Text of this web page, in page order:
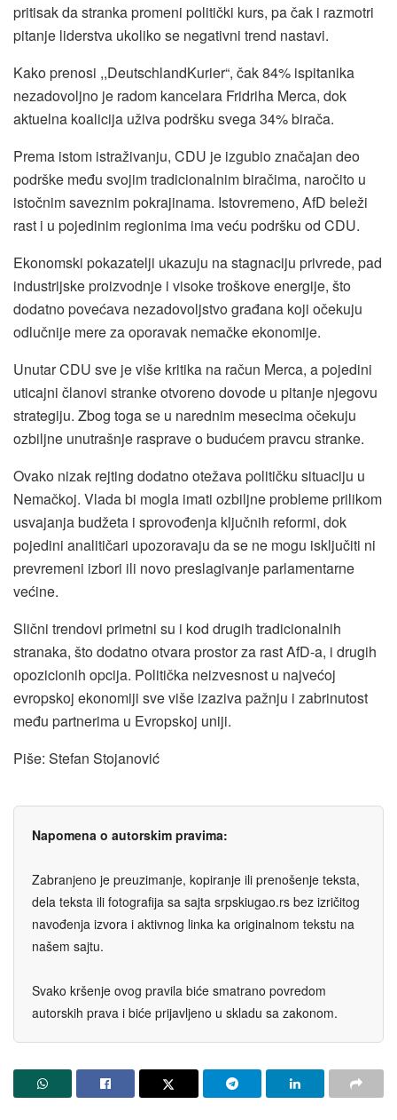
pritisak da stranka promeni politički kurs, pa čak i razmotri
pitanje liderstva ukoliko se negativni trend nastavi.
Kako prenosi ,,DeutschlandKurier“, čak 84% ispitanika
nezadovoljno je radom kancelara Fridriha Merca, dok
aktuelna koalicija uživa podršku svega 34% birača.
Prema istom istraživanju, CDU je izgubio značajan deo
podrške među svojim tradicionalnim biračima, naročito u
istočnim saveznim pokrajinama. Istovremeno, AfD beleži
rast i u pojedinim regionima ima veću podršku od CDU.
Ekonomski pokazatelji ukazuju na stagnaciju privrede, pad
industrijske proizvodnje i visoke troškove energije, što
dodatno povećava nezadovoljstvo građana koji očekuju
odlučnije mere za oporavak nemačke ekonomije.
Unutar CDU sve je više kritika na račun Merca, a pojedini
uticajni članovi stranke otvoreno dovode u pitanje njegovu
strategiju. Zbog toga se u narednim mesecima očekuju
ozbiljne unutrašnje rasprave o budućem pravcu stranke.
Ovako nizak rejting dodatno otežava političku situaciju u
Nemačkoj. Vlada bi mogla imati ozbiljne probleme prilikom
usvajanja budžeta i sprovođenja ključnih reformi, dok
pojedini analitičari upozoravaju da se ne mogu isključiti ni
prevremeni izbori ili novo preslagivanje parlamentarne
većine.
Slični trendovi primetni su i kod drugih tradicionalnih
stranaka, što dodatno otvara prostor za rast AfD-a, i drugih
opozicionih opcija. Politička neizvesnost u najvećoj
evropskoj ekonomiji sve više izaziva pažnju i zabrinutost
među partnerima u Evropskoj uniji.
Piše: Stefan Stojanović
Napomena o autorskim pravima:
Zabranjeno je preuzimanje, kopiranje ili prenošenje teksta,
dela teksta ili fotografija sa sajta srpskiugao.rs bez izričitog
navođenja izvora i aktivnog linka ka originalnom tekstu na
našem sajtu.
Svako kršenje ovog pravila biće smatrano povredom
autorskih prava i biće prijavljeno u skladu sa zakonom.